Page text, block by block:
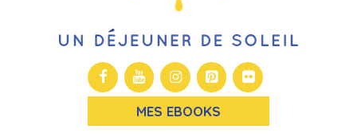
MES EBOOKS